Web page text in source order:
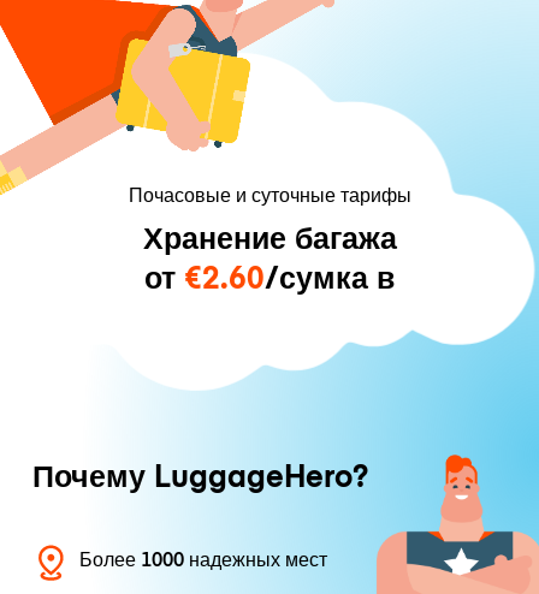
Почасовые и суточные тарифы
Хранение багажа
от €2.60/сумка в
Почему LuggageHero?
Более 1000 надежных мест